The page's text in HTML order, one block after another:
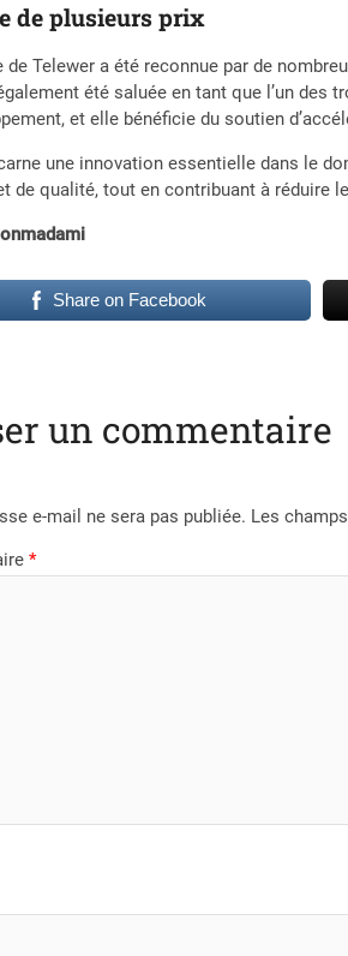
de plusieurs prix
de Telewer a été reconnue par de
été saluée en tant que l’un des
et elle bénéficie du soutien
une innovation essentielle dans le
de qualité, tout en contribuant à réduire
Share on Facebook
un commentaire
e-mail ne sera pas publiée. Les
*